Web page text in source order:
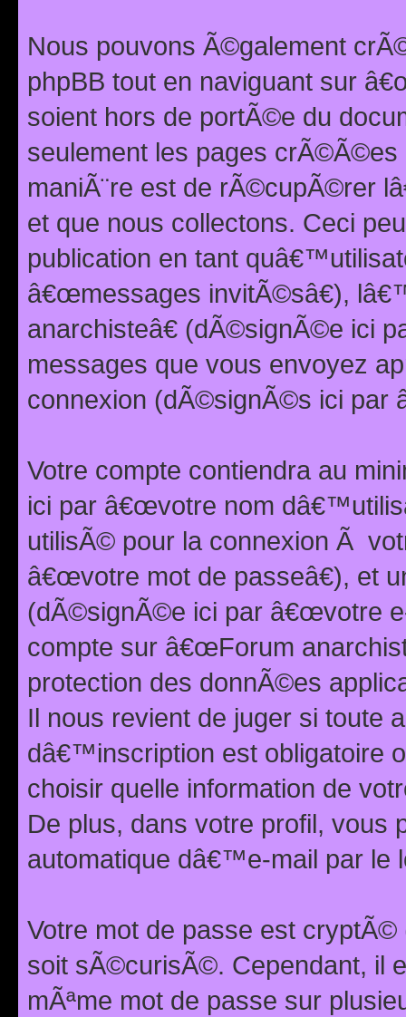
Nous pouvons Ã©galement
phpBB tout en naviguant sur
soient hors de portÃ©e du
seulement les pages
maniÃ¨re est de rÃ©cupÃ©rer
et que nous collectons. Ceci
publication en tant
â€œmessages invitÃ©sâ€),
anarchisteâ€ (dÃ©signÃ©e ici
messages que vous envoyez
connexion (dÃ©signÃ©s ici par
Votre compte contiendra au
ici par â€œvotre nom
utilisÃ© pour la connexion Ã
â€œvotre mot de passeâ€), et
(dÃ©signÃ©e ici par â€œvotre
compte sur â€œForum
protection des donnÃ©es
Il nous revient de juger si toute
dâ€™inscription est obligatoire
choisir quelle information de
De plus, dans votre profil,
automatique dâ€™e-mail par le
Votre mot de passe est
soit sÃ©curisÃ©. Cependant, il
mÃªme mot de passe sur